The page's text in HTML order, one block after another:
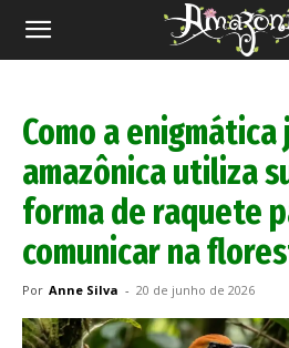
Revista
Como a enigmática
amazônica utiliza
forma de raquete
comunicar na
Por Anne Silva - 20 de junho de 2026